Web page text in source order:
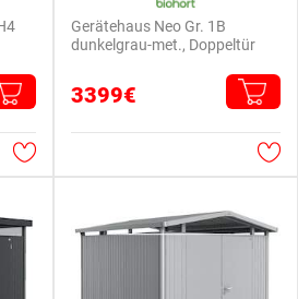
Gerätehaus Neo Gr. 1B
dunkelgrau-met., Doppeltür
3399€